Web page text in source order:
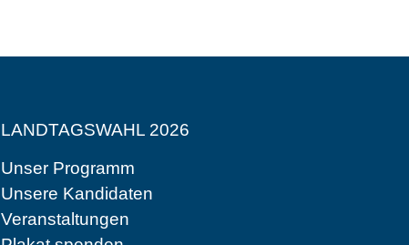
LANDTAGSWAHL 2026
Unser Programm
Unsere Kandidaten
Veranstaltungen